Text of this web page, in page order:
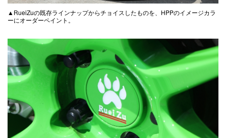
▲RueiZuの既存ラインナップからチョイスしたものを、HPPのイメージカラ
ーにオーダーペイント。